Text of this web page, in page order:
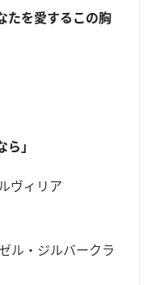
たを愛するこの胸
」
ヴィリア
ル・ジルバークラ